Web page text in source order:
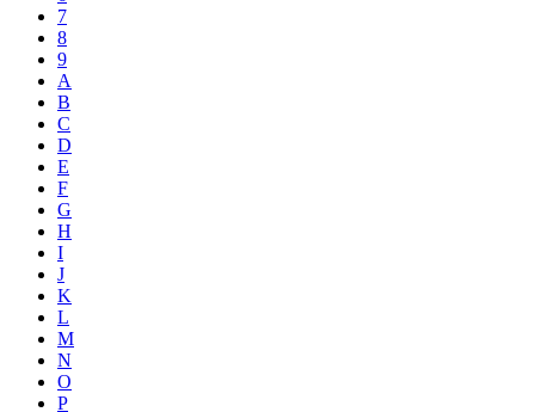
7
8
9
A
B
C
D
E
F
G
H
I
J
K
L
M
N
O
P